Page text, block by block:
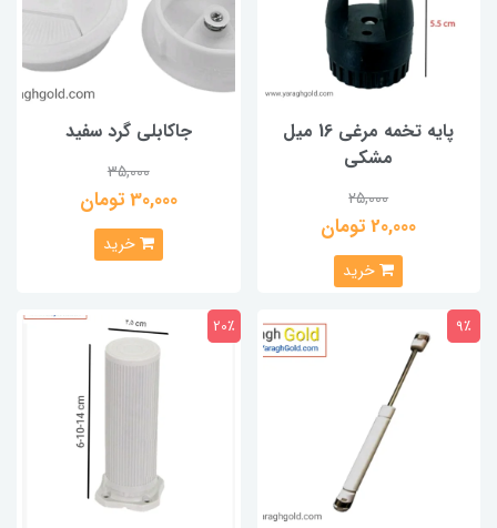
پایه تخمه مرغی 16 میل
مشکی
25,000
20,000 تومان
خرید
جاکابلی گرد سفید
35,000
30,000 تومان
خرید
9٪ 20٪